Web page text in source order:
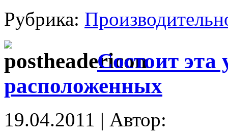
Рубрика:
Состоит эта
расположенных
19.04.2011 | Автор: